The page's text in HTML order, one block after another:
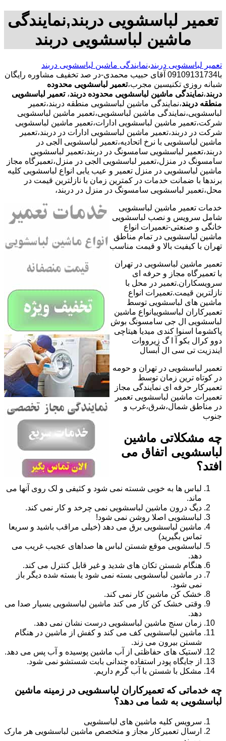
تعمیر لباسشویی دربند,نمایندگی
ماشین لباسشویی دربند
تعمیر لباسشویی دربند،نمایندگی ماشین لباسشویی دربند
با09109131734 آقای حبیب محمدی-در صد تخفیف مشاوره رایگان
شبانه روزی تکنیسین مجرب،تعمیر لباسشویی محدوده
دربند،نمایندگی ماشین لباسشویی محدوده دربند، تعمیر لباسشویی
منطقه دربند،نمایندگی ماشین لباسشویی منطقه دربند،تعمیر
لباسشویی،نمایندگی ماشین لباسشویی،تعمیر ماشین لباسشویی
شرکت،تعمیر ماشین لباسشویی ادارات،تعمیر ماشین لباسشویی
شرکت در دربند،تعمیر ماشین لباسشویی ادارات در دربند،تعمیر
ماشین لباسشویی با نرخ اتحادیه،تعمیر لباسشویی الجی در
دربند،تعمیر لباسشویی سامسونگ در دربند،تعمیر لباسشویی
سامسونگ در منزل،تعمیر لباسشویی الجی در منزل،تعمیرگاه مجاز
ماشین لباسشویی در منزل تعمیر و عیب یابی انواع لباسشویی کلیه
برندها با ضمانت خدمات در کمترین زمان با نازلترین قیمت در
محل،تعمیر لباسشویی سامسونگ در منزل در دربند،
خدمات تعمیر ماشین لباسشویی
شامل سرویس و نصب لباسشویی
خانگی و صنعتی-تعمیرات انواع
ماشین لباسشویی در تمام مناطق
تهران با کیفیت بالا و قیمت مناسب
تعمیر ماشین لباسشویی در تهران
با تعمیرگاه مجاز و حرفه ای
سرویسکاران.تعمیر در محل با
نازلترین قیمت.تعمیرات انواع
ماشین های لباسشویی توسط
تعمیرکاران لباسشوییانواع ماشین
لباسشویی ال جی سامسونگ بوش
پاکشوما اسنوا کندی میدیا هیتاچی
دوو کرال بکو آ ا گ زیرووات
ایندزیت تی سی ال آبسال
تعمیر لباسشویی در تهران و حومه
در کوتاه ترین زمان توسط
تعمیرکار حرفه ای نمایندگی مجاز
تعمیرات ماشین لباسشویی تعمیر
در مناطق شمال،شرق،غرب و
جنوب
چه مشکلاتی ماشین
لباسشویی اتفاق می
افتد؟
لباس ها به خوبی شسته نمی شود و کثیفی و لک روی آنها می
ماند.
دیگ درون ماشین لباسشویی نمی چرخد و کار نمی کند.
لباسشویی اصلا روشن نمی شود!
ماشین لباسشویی برق می دهد (خیلی مراقب باشید و سریعا
تماس بگیرید)
لباسشویی موقع شستن لباس ها صداهای عجیب غریب می
دهد.
هنگام شستن تکان های شدید و غیر قابل کنترل می کند.
در ماشین لباسشویی بسته نمی شود یا بسته شده دیگر باز
نمی شود.
خشک کن ماشین کار نمی کند.
وقتی خشک کن کار می کند ماشین لباسشویی بسیار صدا می
دهد.
زمان سنج ماشین لباسشویی درست نشان نمی دهد.
ماشین لباسشویی کف می کند و کفش از ماشین در هنگام
شستن بیرون می زند.
لاستیک های حفاظتی از آب ماشین پوسیده و آب پس می دهد.
از جایگاه پودر استفاده چندانی بابت شستشو نمی شود.
مشکل با شستن با آب گرم داریم.
چه خدماتی که تعمیرکاران لباسشویی در زمینه ماشین
لباسشویی به شما می دهد؟
سرویس کلیه ماشین های لباسشویی
ارسال تعمیرکار مجاز و متخصص ماشین لباسشویی هر مارک